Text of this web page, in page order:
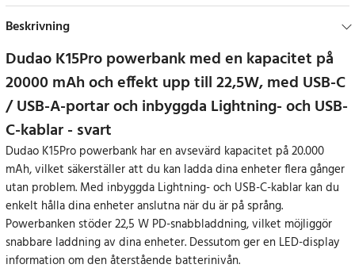
Beskrivning
Dudao K15Pro powerbank med en kapacitet på
20000 mAh och effekt upp till 22,5W, med USB-C
/ USB-A-portar och inbyggda Lightning- och USB-
C-kablar - svart
Dudao K15Pro powerbank har en avsevärd kapacitet på 20.000
mAh, vilket säkerställer att du kan ladda dina enheter flera gånger
utan problem. Med inbyggda Lightning- och USB-C-kablar kan du
enkelt hålla dina enheter anslutna när du är på språng.
Powerbanken stöder 22,5 W PD-snabbladdning, vilket möjliggör
snabbare laddning av dina enheter. Dessutom ger en LED-display
information om den återstående batterinivån.